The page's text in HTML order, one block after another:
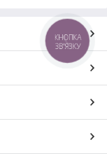
КНОПКА
ЗВ'ЯЗКУ